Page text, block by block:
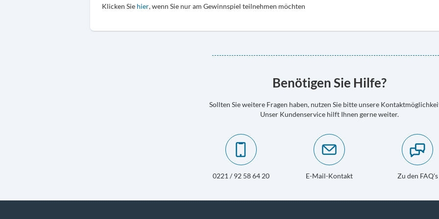
Klicken Sie hier, wenn Sie nur am Gewinnspiel teilnehmen möchten
Benötigen Sie Hilfe?
Sollten Sie weitere Fragen haben, nutzen Sie bitte unsere
Unser Kundenservice hilft Ihnen gerne weiter.
0221 / 92 58 64 20 E-Mail-Kontakt Zu den FAQ's